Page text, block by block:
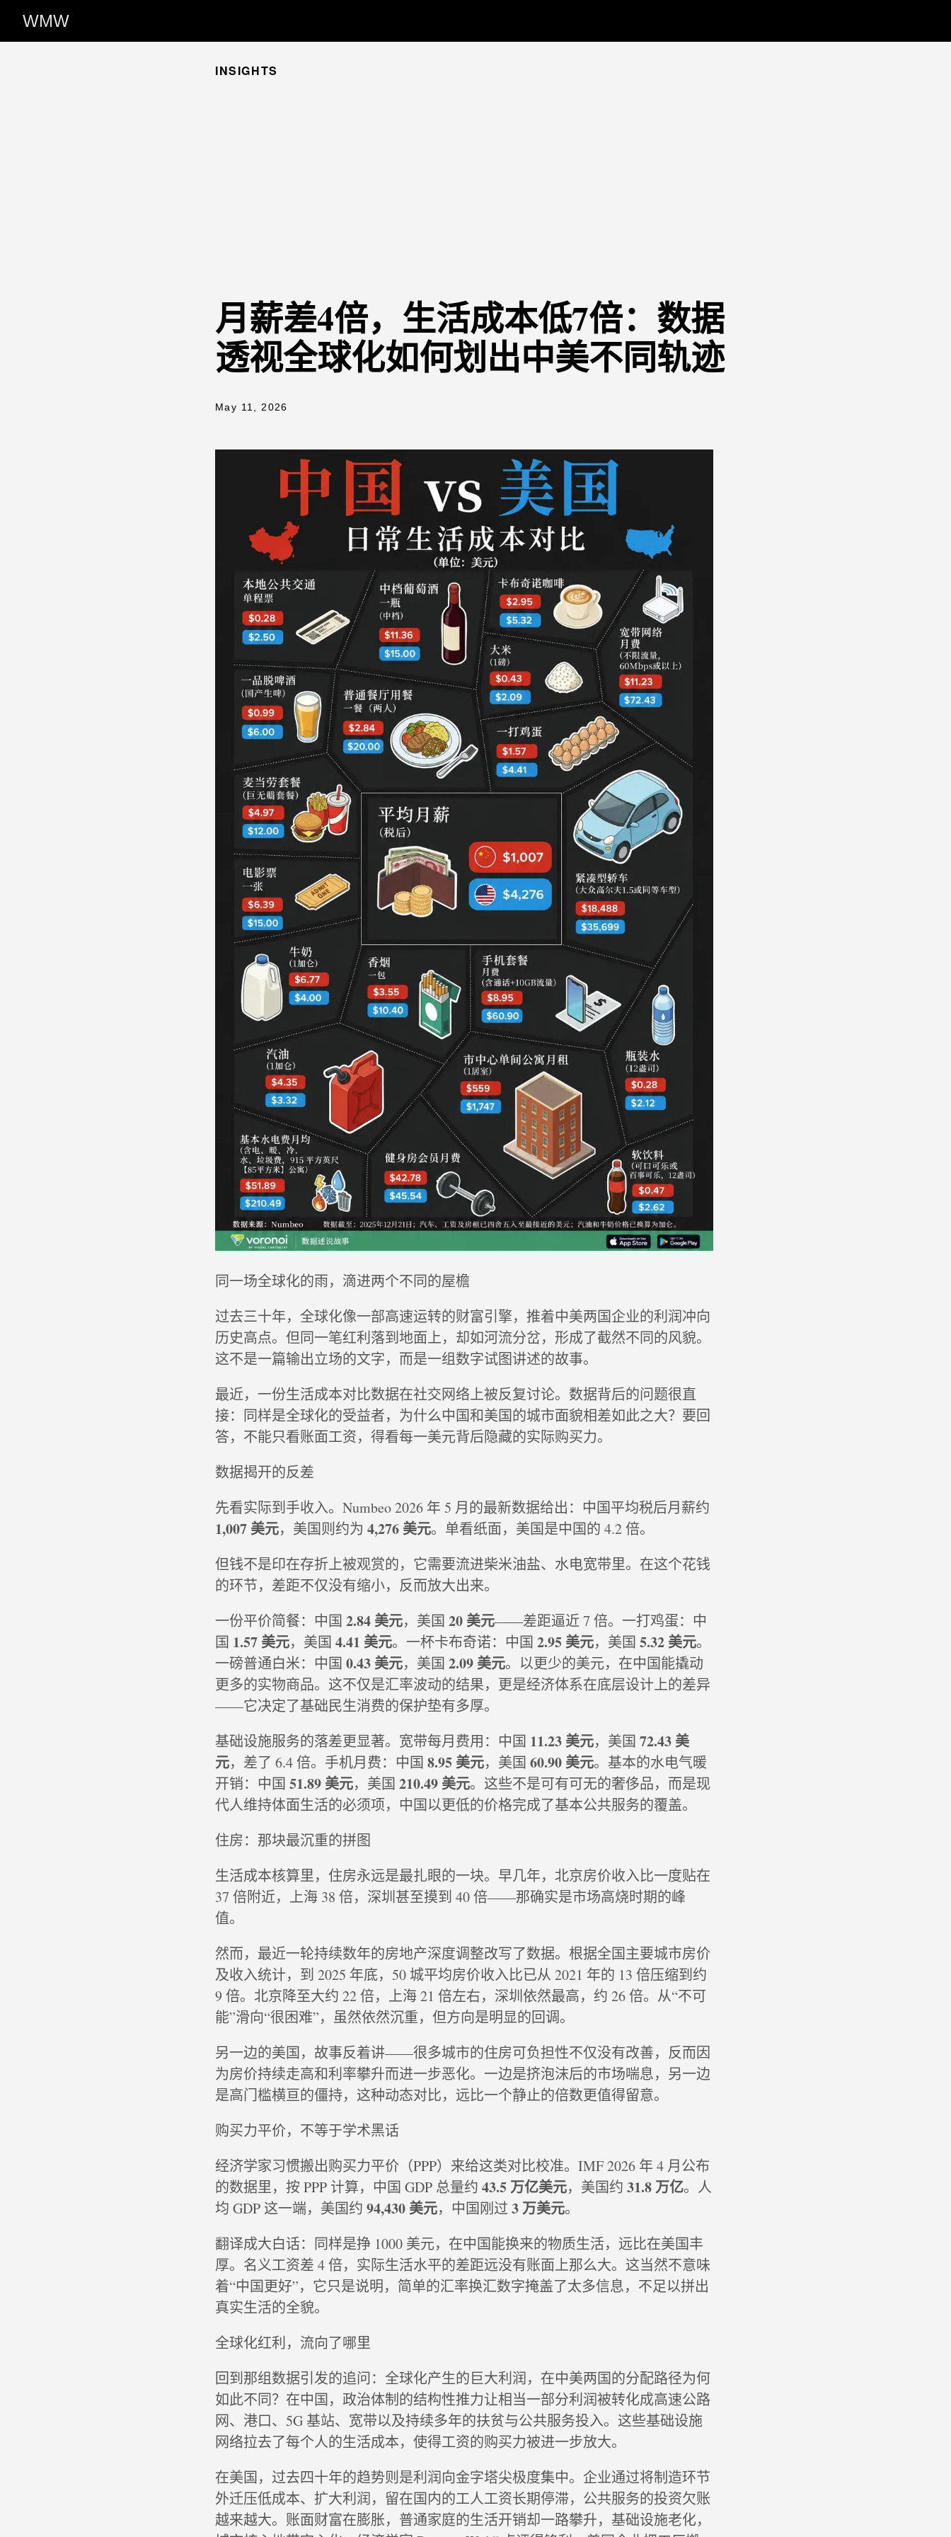
WMW
INSIGHTS
月薪差4倍，生活成本低7倍：数据
透视全球化如何划出中美不同轨迹
May 11, 2026
同一场全球化的雨，滴进两个不同的屋檐
过去三十年，全球化像一部高速运转的财富引擎，推着中美两国企业的利润冲向
历史高点。但同一笔红利落到地面上，却如河流分岔，形成了截然不同的风貌。
这不是一篇输出立场的文字，而是一组数字试图讲述的故事。
最近，一份生活成本对比数据在社交网络上被反复讨论。数据背后的问题很直
接：同样是全球化的受益者，为什么中国和美国的城市面貌相差如此之大？要回
答，不能只看账面工资，得看每一美元背后隐藏的实际购买力。
数据揭开的反差
先看实际到手收入。Numbeo 2026 年 5 月的最新数据给出：中国平均税后月薪约
1,007 美元，美国则约为 4,276 美元。单看纸面，美国是中国的 4.2 倍。
但钱不是印在存折上被观赏的，它需要流进柴米油盐、水电宽带里。在这个花钱
的环节，差距不仅没有缩小，反而放大出来。
一份平价简餐：中国 2.84 美元，美国 20 美元——差距逼近 7 倍。一打鸡蛋：中
国 1.57 美元，美国 4.41 美元。一杯卡布奇诺：中国 2.95 美元，美国 5.32 美元。
一磅普通白米：中国 0.43 美元，美国 2.09 美元。以更少的美元，在中国能撬动
更多的实物商品。这不仅是汇率波动的结果，更是经济体系在底层设计上的差异
——它决定了基础民生消费的保护垫有多厚。
基础设施服务的落差更显著。宽带每月费用：中国 11.23 美元，美国 72.43 美
元，差了 6.4 倍。手机月费：中国 8.95 美元，美国 60.90 美元。基本的水电气暖
开销：中国 51.89 美元，美国 210.49 美元。这些不是可有可无的奢侈品，而是现
代人维持体面生活的必须项，中国以更低的价格完成了基本公共服务的覆盖。
住房：那块最沉重的拼图
生活成本核算里，住房永远是最扎眼的一块。早几年，北京房价收入比一度贴在
37 倍附近，上海 38 倍，深圳甚至摸到 40 倍——那确实是市场高烧时期的峰
值。
然而，最近一轮持续数年的房地产深度调整改写了数据。根据全国主要城市房价
及收入统计，到 2025 年底，50 城平均房价收入比已从 2021 年的 13 倍压缩到约
9 倍。北京降至大约 22 倍，上海 21 倍左右，深圳依然最高，约 26 倍。从“不可
能”滑向“很困难”，虽然依然沉重，但方向是明显的回调。
另一边的美国，故事反着讲——很多城市的住房可负担性不仅没有改善，反而因
为房价持续走高和利率攀升而进一步恶化。一边是挤泡沫后的市场喘息，另一边
是高门槛横亘的僵持，这种动态对比，远比一个静止的倍数更值得留意。
购买力平价，不等于学术黑话
经济学家习惯搬出购买力平价（PPP）来给这类对比校准。IMF 2026 年 4 月公布
的数据里，按 PPP 计算，中国 GDP 总量约 43.5 万亿美元，美国约 31.8 万亿。人
均 GDP 这一端，美国约 94,430 美元，中国刚过 3 万美元。
翻译成大白话：同样是挣 1000 美元，在中国能换来的物质生活，远比在美国丰
厚。名义工资差 4 倍，实际生活水平的差距远没有账面上那么大。这当然不意味
着“中国更好”，它只是说明，简单的汇率换汇数字掩盖了太多信息，不足以拼出
真实生活的全貌。
全球化红利，流向了哪里
回到那组数据引发的追问：全球化产生的巨大利润，在中美两国的分配路径为何
如此不同？在中国，政治体制的结构性推力让相当一部分利润被转化成高速公路
网、港口、5G 基站、宽带以及持续多年的扶贫与公共服务投入。这些基础设施
网络拉去了每个人的生活成本，使得工资的购买力被进一步放大。
在美国，过去四十年的趋势则是利润向金字塔尖极度集中。企业通过将制造环节
外迁压低成本、扩大利润，留在国内的工人工资长期停滞，公共服务的投资欠账
越来越大。账面财富在膨胀，普通家庭的生活开销却一路攀升，基础设施老化，